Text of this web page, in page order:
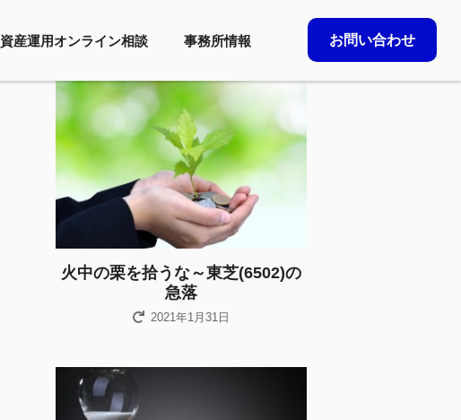
資産運用オンライン相談 事務所情報 お問い合わせ
火中の栗を拾うな～東芝(6502)の
急落
2021年1月31日